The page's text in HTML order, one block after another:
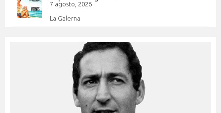
7 agosto, 2026
La Galerna